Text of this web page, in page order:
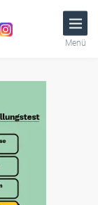
Menü